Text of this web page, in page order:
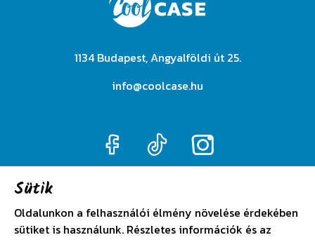
1134 Budapest, Angyalföldi út 25.
info@coolcase.hu
Sütik
Oldalunkon a felhasználói élmény növelése érdekében
sütiket is használunk. Részletes információk és az